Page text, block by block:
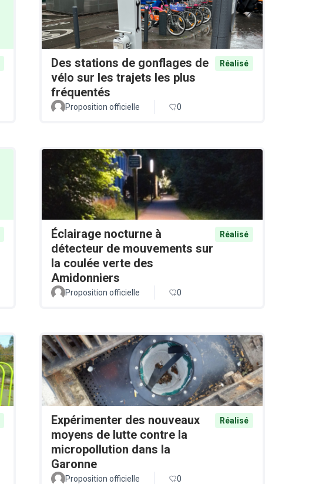
Des stations de gonflages de
vélo sur les trajets les plus
fréquentés
Réalisé
Proposition officielle 0
Éclairage nocturne à
détecteur de mouvements sur
la coulée verte des
Amidonniers
Réalisé
Proposition officielle 0
Expérimenter des nouveaux
moyens de lutte contre la
micropollution dans la
Garonne
Réalisé
Proposition officielle 0